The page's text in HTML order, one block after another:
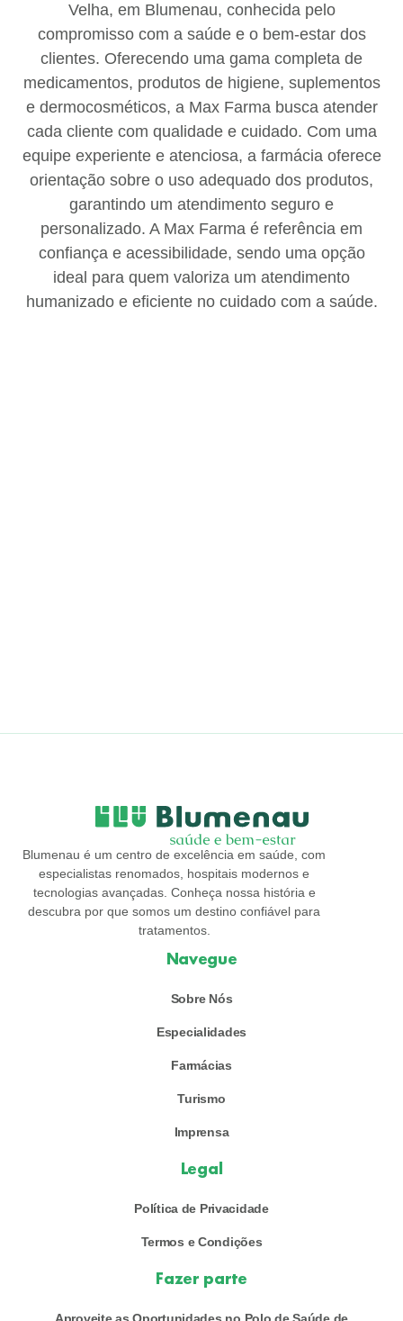
Velha, em Blumenau, conhecida pelo
compromisso com a saúde e o bem-estar dos
clientes. Oferecendo uma gama completa de
medicamentos, produtos de higiene, suplementos
e dermocosméticos, a Max Farma busca atender
cada cliente com qualidade e cuidado. Com uma
equipe experiente e atenciosa, a farmácia oferece
orientação sobre o uso adequado dos produtos,
garantindo um atendimento seguro e
personalizado. A Max Farma é referência em
confiança e acessibilidade, sendo uma opção
ideal para quem valoriza um atendimento
humanizado e eficiente no cuidado com a saúde.
Blumenau é um centro de excelência em saúde, com
especialistas renomados, hospitais modernos e
tecnologias avançadas. Conheça nossa história e
descubra por que somos um destino confiável para
tratamentos.
Navegue
Sobre Nós
Especialidades
Farmácias
Turismo
Imprensa
Legal
Política de Privacidade
Termos e Condições
Fazer parte